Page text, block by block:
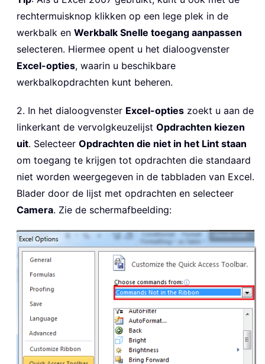
rechtermuisknop klikken op een lege plek in de
werkbalk en Werkbalk Snelle toegang aanpassen
selecteren. Hiermee opent u het dialoogvenster
Excel-opties, waarin u beschikbare
werkbalkopdrachten kunt beheren.
2. In het dialoogvenster Excel-opties zoekt u aan de
linkerkant de vervolgkeuzelijst Opdrachten kiezen
uit. Selecteer Opdrachten die niet in het Lint staan
om toegang te krijgen tot opdrachten die standaard
niet worden weergegeven in de tabbladen van Excel.
Blader door de lijst met opdrachten en selecteer
Camera. Zie de schermafbeelding: